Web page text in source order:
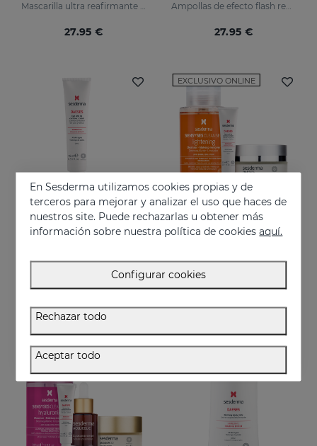
Mascarilla ultra reafirmante semanal
27.95 €
Ampollas de efecto flash reafirmante
27.95 €
Añadir
DAESES Contorno De Ojos Y Labios
Efecto lifting inmediato y duradero
EXCLUSIVO ONLINE
Añadir
PACK Trío Perfecto Efecto Lifting
Rutina firmeza al instante
EXCLUSIVO ONLINE
En Sesderma utilizamos cookies propias y de
terceros para mejorar y analizar el uso que haces de
nuestros site. Puede rechazarlas u obtener más
información sobre nuestra política de cookiesaquí.
Configurar cookies
Rechazar todo
Aceptar todo